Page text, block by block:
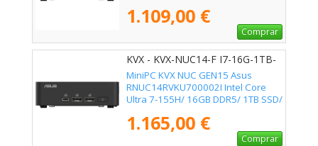
1.109,00 €
Comprar
KVX - KVX-NUC14-F I7-16G-1TB-
SSD
MiniPC KVX NUC GEN15 Asus
RNUC14RVKU700002I Intel Core
Ultra 7-155H/ 16GB DDR5/ 1TB SSD/
1.165,00 €
Comprar